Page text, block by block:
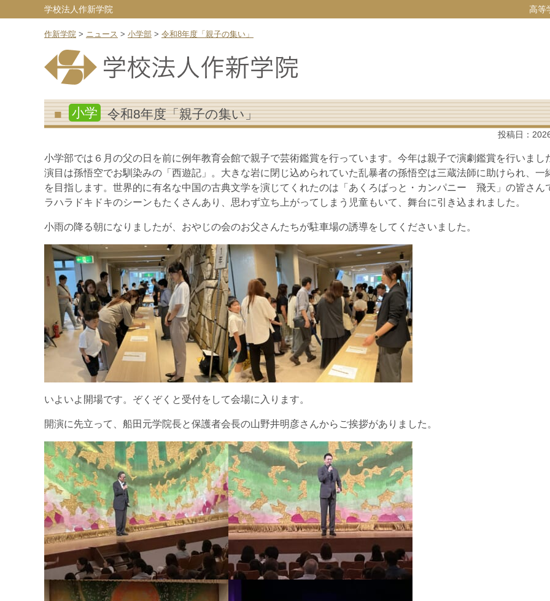
学校法人作新学院 高等
作新学院 > ニュース > 小学部 > 令和8年度「親子の集い」
小学 令和8年度「親子の集い」
投稿日：
小学部では６月の父の日を前に例年教育会館で親子で芸術鑑賞を行っています。今年は親子で演劇鑑賞を行いまし
演目は孫悟空でお馴染みの「西遊記」。大きな岩に閉じ込められていた乱暴者の孫悟空は三蔵法師に助けられ、一
を目指します。世界的に有名な中国の古典文学を演じてくれたのは「あくろばっと・カンパニー 飛天」の皆さん
ラハラドキドキのシーンもたくさんあり、思わず立ち上がってしまう児童もいて、舞台に引き込まれました。
小雨の降る朝になりましたが、おやじの会のお父さんたちが駐車場の誘導をしてくださいました。
いよいよ開場です。ぞくぞくと受付をして会場に入ります。
開演に先立って、船田元学院長と保護者会長の山野井明彦さんからご挨拶がありました。